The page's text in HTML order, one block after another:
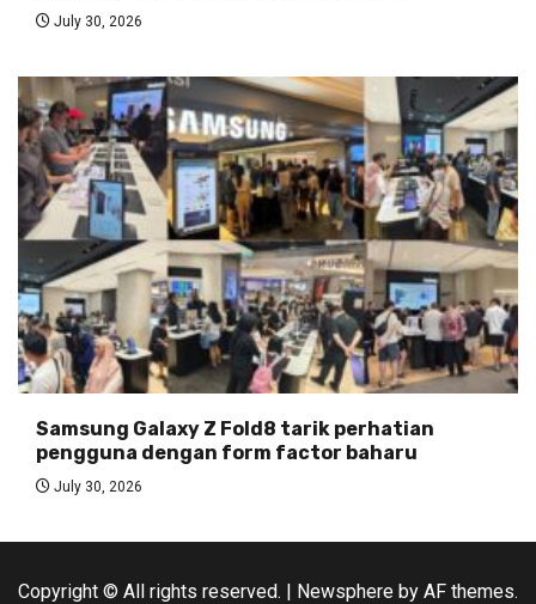
July 30, 2026
Samsung Galaxy Z Fold8 tarik perhatian
pengguna dengan form factor baharu
July 30, 2026
Copyright © All rights reserved. | Newsphere by AF themes.